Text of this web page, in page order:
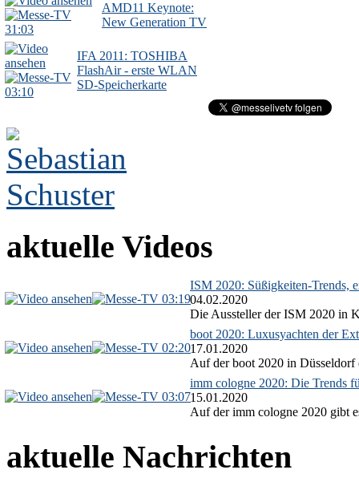
31:03
AMD11 Keynote:
New Generation TV
03:10
IFA 2011: TOSHIBA
FlashAir - erste WLAN
SD-Speicherkarte
aktuelle Videos
03:19
ISM 2020: Süßigkeiten-Trends,
04.02.2020
Die Aussteller der ISM 2020 in
02:20
boot 2020: Luxusyachten der
17.01.2020
Auf der boot 2020 in Düsseldorf
03:07
imm cologne 2020: Die Trends
15.01.2020
Auf der imm cologne 2020 gibt
aktuelle Nachrichten